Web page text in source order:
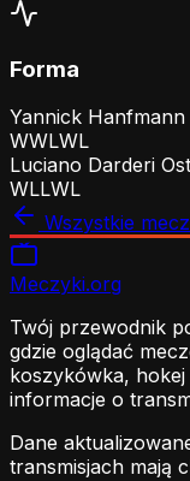
Forma
Yannick Hanfmann
WWLWL
Luciano Darderi
WLLWL
Wszystkie
Meczyki.org
Twój przewodnik
gdzie oglądać
koszykówka,
informacje o
Dane
transmisjach mają